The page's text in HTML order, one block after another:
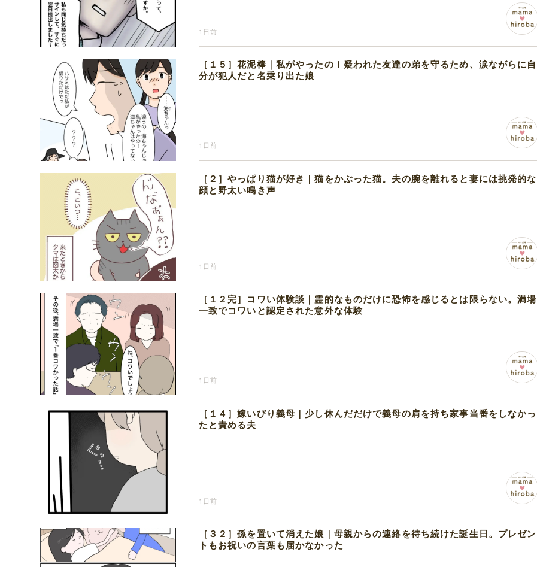
1日前
［１５］花泥棒｜私がやったの！疑われた友達の弟を守るため、涙ながらに自
分が犯人だと名乗り出た娘
1日前
［２］やっぱり猫が好き｜猫をかぶった猫。夫の腕を離れると妻には挑発的な
顔と野太い鳴き声
1日前
［１２完］コワい体験談｜霊的なものだけに恐怖を感じるとは限らない。満場
一致でコワいと認定された意外な体験
1日前
［１４］嫁いびり義母｜少し休んだだけで義母の肩を持ち家事当番をしなかっ
たと責める夫
1日前
［３２］孫を置いて消えた娘｜母親からの連絡を待ち続けた誕生日。プレゼン
トもお祝いの言葉も届かなかった